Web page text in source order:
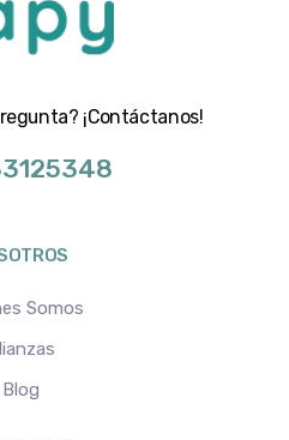
¡Contáctanos!
Somos
Blog